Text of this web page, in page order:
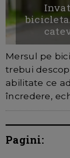
Mersul pe
trebui
abilitate ce
încredere,
Pagini: